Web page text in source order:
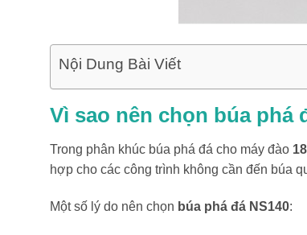
Nội Dung Bài Viết
Vì sao nên chọn búa phá
Trong phân khúc búa phá đá cho máy đào
hợp cho các công trình không cần đến búa
Một số lý do nên chọn búa phá đá NS140: